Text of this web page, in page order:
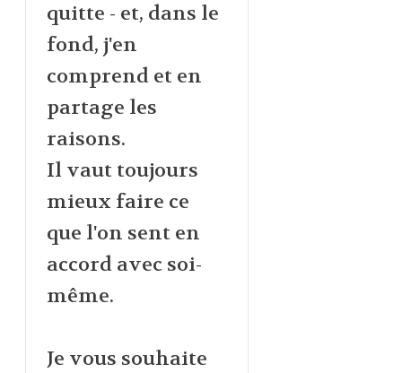
quitte - et, dans le
fond, j'en
comprend et en
partage les
raisons.
Il vaut toujours
mieux faire ce
que l'on sent en
accord avec soi-
même.
Je vous souhaite